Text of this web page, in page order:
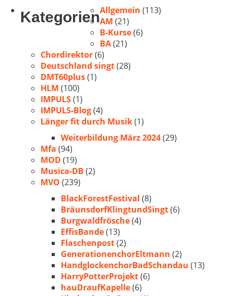
KategorienAllgemein (113)
AM (21)
B-Kurse(6)
BA(21)
Chordirektor(6)
Deutschland singt(28)
DMT60plus(1)
HLM (100)
IMPULS(1)
IMPULS-Blog(4)
Länger fit durch Musik(1)
Weiterbildung März 2024(29)
Mfa (94)
MOD (19)
Musica-DB (2)
MVO (239)
BlackForestFestival (8)
BräunsdorfKlingtundSingt(6)
Burgwaldfrösche(4)
EffisBande(13)
Flaschenpost(2)
GenerationenchorEltmann (2)
HandglockenchorBadSchandau (13)
HarryPotterProjekt(6)
hauDraufKapelle(6)